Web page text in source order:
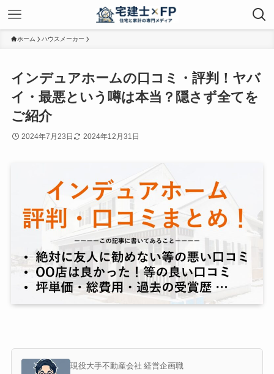
ホーム ハウスメーカー
インデュアホームの口コミ・評判！ヤバ
イ・最悪という噂は本当？隠さず全てを
ご紹介
2024年7月23日 2024年12月31日
現役大手不動産会社 経営企画職